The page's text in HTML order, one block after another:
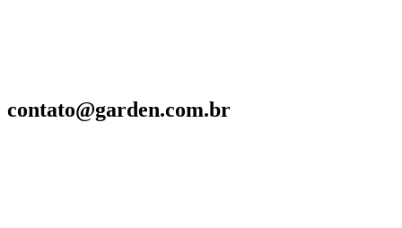
contato@garden.com.br